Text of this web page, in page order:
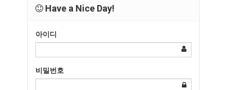
Have a Nice Day!
아이디
비밀번호